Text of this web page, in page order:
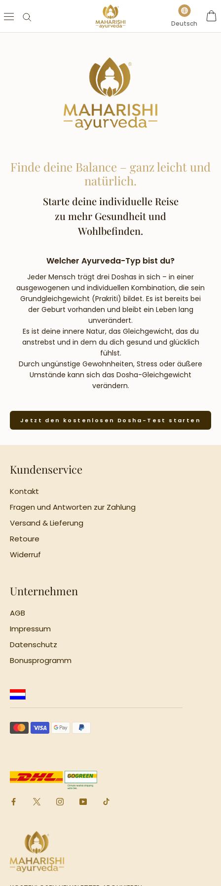
zum
Sprache
Deutsch
Finde deine Balance – ganz leicht und
natürlich.
Starte deine individuelle Reise
zu mehr Gesundheit und
Wohlbefinden.
Welcher Ayurveda-Typ bist du?
Jeder Mensch trägt drei Doshas in sich – in einer
ausgewogenen und individuellen Kombination, die sein
Grundgleichgewicht (Prakriti) bildet. Es ist bereits bei
der Geburt vorhanden und bleibt ein Leben lang
unverändert.
Es ist deine innere Natur, das Gleichgewicht, das du
anstrebst und in dem du dich gesund und glücklich
fühlst.
Durch ungünstige Gewohnheiten, Stress oder äußere
Umstände kann sich das Dosha-Gleichgewicht
verändern.
Jetzt den kostenlosen Dosha-Test starten
Kundenservice
Kontakt
Fragen und Antworten zur Zahlung
Versand & Lieferung
Retoure
Widerruf
Unternehmen
AGB
Impressum
Datenschutz
Bonusprogramm